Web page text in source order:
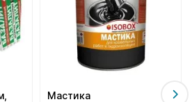
Мастика